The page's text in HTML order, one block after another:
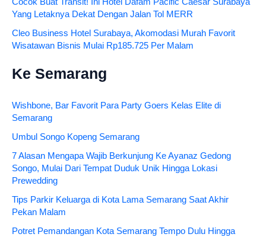
Cocok Buat Transit! Ini Hotel Dafam Pacific Caesar Surabaya
Yang Letaknya Dekat Dengan Jalan Tol MERR
Cleo Business Hotel Surabaya, Akomodasi Murah Favorit
Wisatawan Bisnis Mulai Rp185.725 Per Malam
Ke Semarang
Wishbone, Bar Favorit Para Party Goers Kelas Elite di
Semarang
Umbul Songo Kopeng Semarang
7 Alasan Mengapa Wajib Berkunjung Ke Ayanaz Gedong
Songo, Mulai Dari Tempat Duduk Unik Hingga Lokasi
Prewedding
Tips Parkir Keluarga di Kota Lama Semarang Saat Akhir
Pekan Malam
Potret Pemandangan Kota Semarang Tempo Dulu Hingga